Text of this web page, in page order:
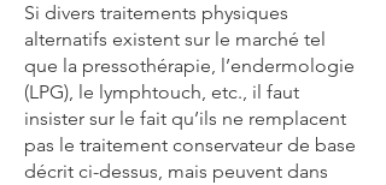
Si divers traitements physiques
alternatifs existent sur le marché tel
que la pressothérapie, l’endermologie
(LPG), le lymphtouch, etc., il faut
insister sur le fait qu’ils ne remplacent
pas le traitement conservateur de base
décrit ci-dessus, mais peuvent dans